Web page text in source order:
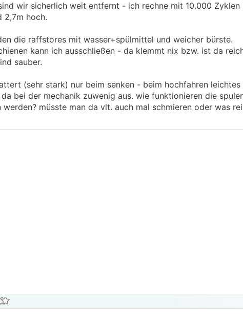
wir sicherlich weit entfernt - ich rechne mit 10.000 Zyklen
2,7m hoch.
die raffstores mit wasser+spülmittel und weicher bürste.
kann ich ausschließen - da klemmt nix bzw. ist da
sauber.
(sehr stark) nur beim senken - beim hochfahren leichtes
bei der mechanik zuwenig aus. wie funktionieren die
werden? müsste man da vlt. auch mal schmieren oder was